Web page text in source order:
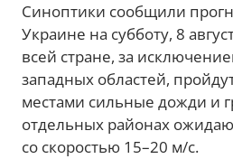
Синоптики сообщили
Украине на субботу, 8
всей стране, за
западных областей,
местами сильные дожди и
отдельных районах
со скоростью 15–20 м/с.